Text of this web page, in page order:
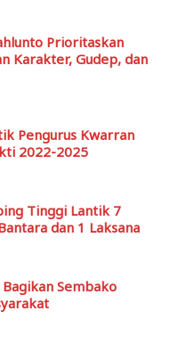
Prioritaskan
Karakter, Gudep, dan
Pengurus Kwarran
2022-2025
Tinggi Lantik 7
dan 1 Laksana
Bagikan Sembako